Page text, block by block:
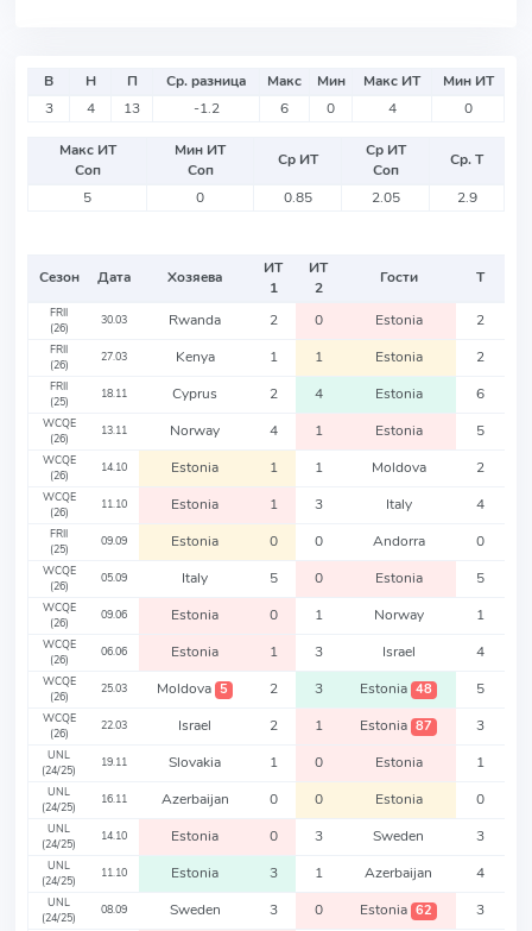
В Н П Ср. разница Макс Мин Макс ИТ
Мин ИТ
3
4 13 -1.2 6 0 4 0
Макс ИТ
Соп
Мин ИТ
Соп
Ср ИТ
Ср ИТ
Соп
Ср. Т
5
0 0.85 2.05 2.9
Сезон Дата Хозяева
ИТ
1
ИТ
2
Гости Т
FRII
(26)
30.03 Rwanda 2 0 Estonia 2
FRII
(26)
27.03 Kenya 1 1 Estonia 2
FRII
(25)
18.11 Cyprus 2 4 Estonia 6
WCQE
(26)
13.11 Norway 4 1 Estonia 5
WCQE
(26)
14.10 Estonia 1 1 Moldova 2
WCQE
(26)
11.10 Estonia 1 3 Italy 4
FRII
(25)
09.09 Estonia 0 0 Andorra 0
WCQE
(26)
05.09 Italy 5 0 Estonia 5
WCQE
(26)
09.06 Estonia 0 1 Norway 1
WCQE
(26)
06.06 Estonia 1 3 Israel 4
WCQE
(26)
25.03 Moldova 5 2 3 Estonia 48 5
WCQE
(26)
22.03 Israel 2 1 Estonia 87 3
UNL
(24/25)
19.11 Slovakia 1 0 Estonia 1
UNL
(24/25)
16.11 Azerbaijan 0 0 Estonia 0
UNL
(24/25)
14.10 Estonia 0 3 Sweden 3
UNL
(24/25)
11.10 Estonia 3 1 Azerbaijan 4
UNL
(24/25)
08.09 Sweden 3 0 Estonia 62 3